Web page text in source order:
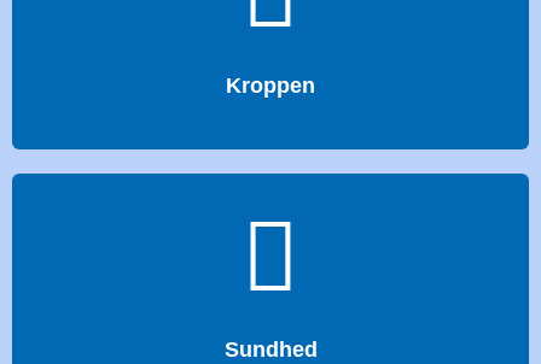
Kroppen
Sundhed